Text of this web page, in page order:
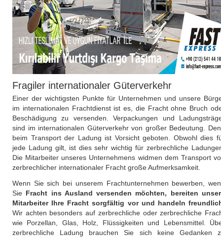
Fragiler internationaler Güterverkehr
Einer der wichtigsten Punkte für Unternehmen und unsere
im internationalen Frachtdienst ist es, die Fracht ohne Bruch
Beschädigung zu versenden. Verpackungen und
sind im internationalen Güterverkehr von großer Bedeutung.
beim Transport der Ladung ist Vorsicht geboten. Obwohl dies
jede Ladung gilt, ist dies sehr wichtig für zerbrechliche
Die Mitarbeiter unseres Unternehmens widmen dem Transport
zerbrechlicher internationaler Fracht große Aufmerksamkeit.
Wenn Sie sich bei unserem Frachtunternehmen bewerben,
Sie Fracht ins Ausland versenden möchten, bereiten
Mitarbeiter Ihre Fracht sorgfältig vor und handeln
Wir achten besonders auf zerbrechliche oder zerbrechliche
wie Porzellan, Glas, Holz, Flüssigkeiten und Lebensmittel.
zerbrechliche Ladung brauchen Sie sich keine Gedanken